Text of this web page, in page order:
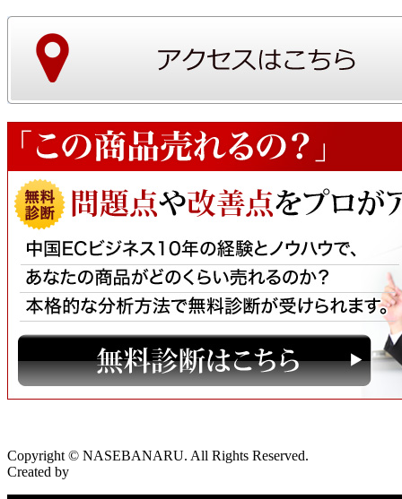
Copyright © NASEBANARU. All Rights Reserved.
Created by